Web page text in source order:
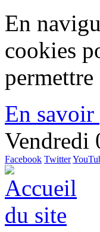
En
cookies
permettre
En savoir
Vendredi
Facebook Twitter